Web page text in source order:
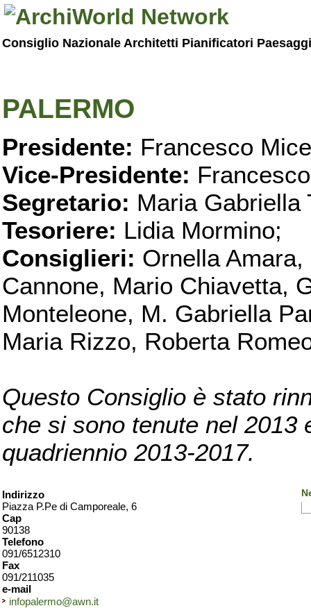
Consiglio Nazionale Architetti Pianificatori
PALERMO
Presidente: Francesco
Vice-Presidente:
Segretario: Maria Gabriella
Tesoriere: Lidia Mormino;
Consiglieri: Ornella
Cannone, Mario Chiavetta,
Monteleone, M. Gabriella
Maria Rizzo, Roberta
Questo Consiglio è stato
che si sono tenute nel 2013
quadriennio 2013-2017.
Indirizzo
Piazza P.Pe di Camporeale, 6
Cap
90138
Telefono
091/6512310
Fax
091/211035
e-mail
infopalermo@awn.it